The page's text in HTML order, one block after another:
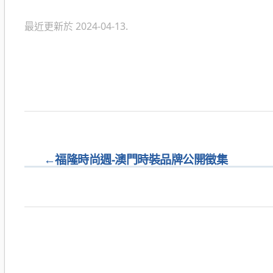
最近更新於 2024-04-13.
←福隆時尚週-澳門時裝品牌公開徵集